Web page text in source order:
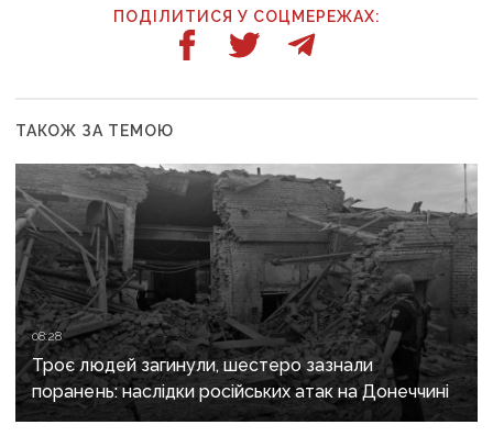
ПОДІЛИТИСЯ У СОЦМЕРЕЖАХ:
ТАКОЖ ЗА ТЕМОЮ
08:28
Троє людей загинули, шестеро зазнали
поранень: наслідки російських атак на Донеччині